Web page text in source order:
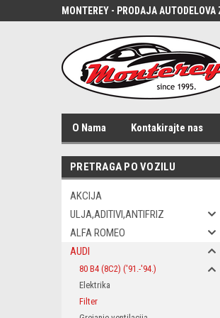
MONTEREY - PRODAJA
O Nama Kontakirajte nas
PRETRAGA PO VOZILU
AKCIJA
ULJA,ADITIVI,ANTIFRIZ
ALFA ROMEO
AUDI
80 B4 (8C2) ('91.-'94.)
Elektrika
Filter